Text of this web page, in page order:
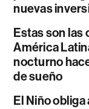
nuevas
Estas son las
América
nocturno
de sueño
El Niño